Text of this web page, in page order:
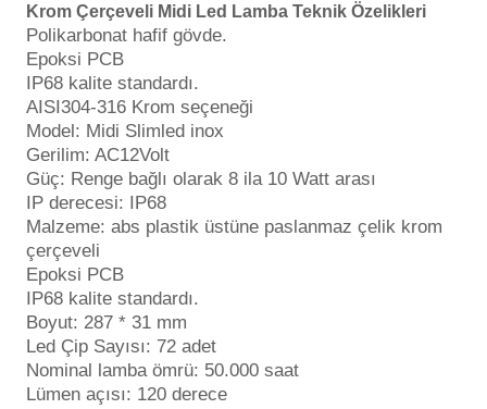
Havuz Pompa
Havuz
Jakuzi Sauna
Kartuş Filtreler
Kuvars Cam
Olimpik Havuz
Krom Çerçeveli Midi Led Lamba Teknik Özelikleri
Polikarbonat hafif gövde.
Epoksi PCB
IP68 kalite standardı.
AISI304-316 Krom seçeneği
Model: Midi Slimled inox
Gerilim: AC12Volt
Güç: Renge bağlı olarak 8 ila 10 Watt arası
IP derecesi: IP68
Malzeme: abs plastik üstüne paslanmaz çelik krom
çerçeveli
Epoksi PCB
IP68 kalite standardı.
Boyut: 287 * 31 mm
Led Çip Sayısı: 72 adet
Nominal lamba ömrü: 50.000 saat
Lümen açısı: 120 derece